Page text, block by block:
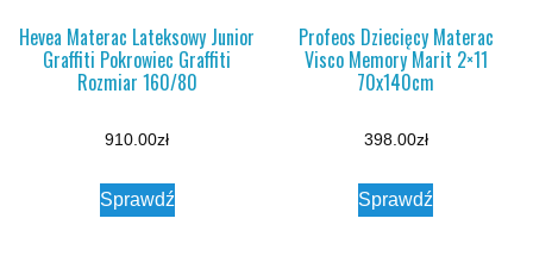
Hevea Materac Lateksowy Junior
Graffiti Pokrowiec Graffiti
Rozmiar 160/80
910.00zł
Sprawdź
Profeos Dziecięcy Materac
Visco Memory Marit 2×11
70x140cm
398.00zł
Sprawdź